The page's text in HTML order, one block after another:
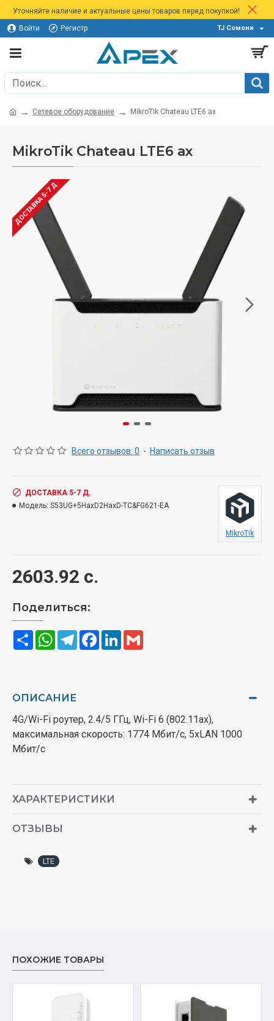
Уточняйте наличие и актуальные цены товаров перед покупкой!
Войти Регистр TJ Сомони
Сетевое оборудование MikroTik Chateau LTE6 ax
MikroTik Chateau LTE6 ax
ДОСТАВКА 5-7 Д.
Всего отзывов: 0 - Написать отзыв
2603.92 с.
ДОСТАВКА 5-7 Д.
Модель: S53UG+5HaxD2HaxD-TC&FG621-EA
MikroTik
Поделиться:
Share WhatsAppTelegramFacebook
LinkedIn
ОПИСАНИЕ
4G/Wi-Fi роутер, 2.4/5 ГГц, Wi-Fi 6 (802.11ax),
максимальная скорость: 1774 Мбит/с, 5xLAN 1000
Мбит/с
ХАРАКТЕРИСТИКИ
ОТЗЫВЫ
LTE
ПОХОЖИЕ ТОВАРЫ